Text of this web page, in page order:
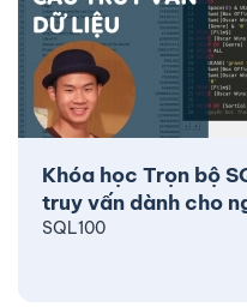
Khóa học Trọn bộ
truy vấn dành cho
SQL100